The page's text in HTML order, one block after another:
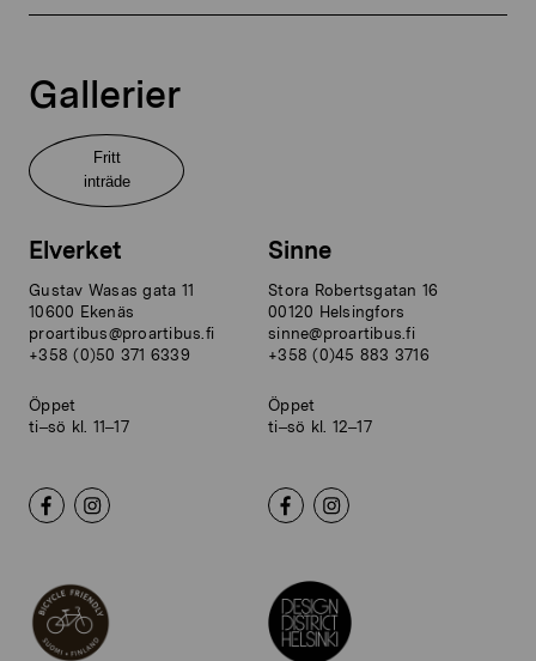
Gallerier
Fritt
inträde
Elverket
Gustav Wasas gata 11
10600 Ekenäs
proartibus@proartibus.fi
+358 (0)50 371 6339
Öppet
ti–sö kl. 11–17
Sinne
Stora Robertsgatan 16
00120 Helsingfors
sinne@proartibus.fi
+358 (0)45 883 3716
Öppet
ti–sö kl. 12–17